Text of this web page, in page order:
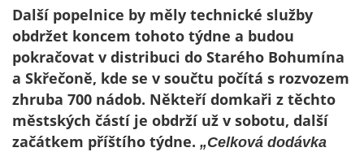
Další popelnice by měly technické služby
obdržet koncem tohoto týdne a budou
pokračovat v distribuci do Starého Bohumína
a Skřečoně, kde se v součtu počítá s rozvozem
zhruba 700 nádob. Někteří domkaři z těchto
městských částí je obdrží už v sobotu, další
začátkem příštího týdne. „Celková dodávka